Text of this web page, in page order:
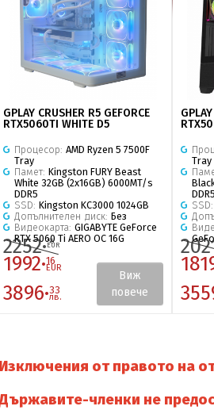
GPLAY CRUSHER R5 GEFORCE
RTX5060TI WHITE D5
Процесор: AMD Ryzen 5 7500F
Tray
Памет: Kingston FURY Beast
White 32GB (2x16GB) 6000MT/s
DDR5
SSD: Kingston KC3000 1024GB
Допълнителен диск: Без
Видеокарта: GIGABYTE GeForce
RTX 5060 Ti AERO OC 16G
2252·56
EUR
1992·16
EUR
3896·33
лв.
Виж
повече
Tray
DDR5
SSD:
Изключения от правото на
членки не